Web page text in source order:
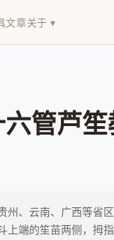
文章关于 ▾
管芦
、云南、广西等省
端的笙苗两侧，拇